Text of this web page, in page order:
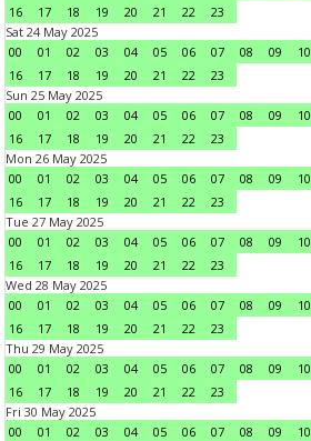
16
17 18 19 20 21 22
23
Sat 24 May 2025
00
01 02 03 04 05 06 07 08 09 10
16
17 18 19 20 21 22
23
Sun 25 May 2025
00
01 02 03 04 05 06 07 08 09 10
16
17 18 19 20 21 22
23
Mon 26 May 2025
00
01 02 03 04 05 06 07 08 09 10
16
17 18 19 20 21 22
23
Tue 27 May 2025
00
01 02 03 04 05 06 07 08 09 10
16
17 18 19 20 21 22
23
Wed 28 May 2025
00
01 02 03 04 05 06 07 08 09 10
16
17 18 19 20 21 22
23
Thu 29 May 2025
00
01 02 03 04 05 06 07 08 09 10
16
17 18 19 20 21 22
23
Fri 30 May 2025
00
01 02 03 04 05 06 07 08 09 10